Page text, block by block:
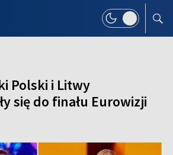
Polski i Litwy
się do finału Eurowizji